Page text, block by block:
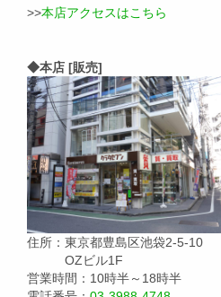
>>本店アクセスはこちら
◆本店 [販売]
住所：東京都豊島区池袋2-5-10
OZビル1F
営業時間：10時半～18時半